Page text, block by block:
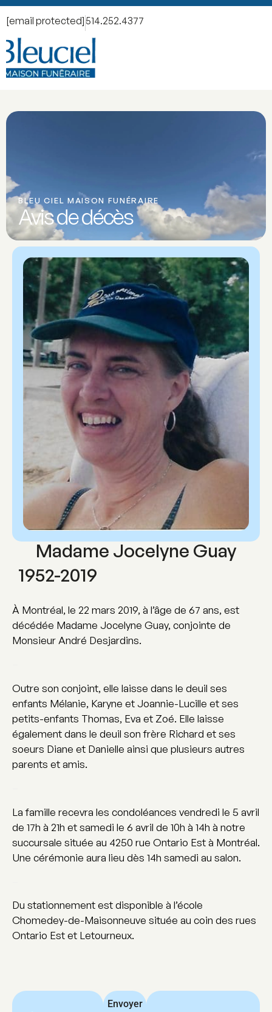
[email protected] 514.252.4377
BLEU CIEL MAISON FUNÉRAIRE
Avis de décès
À Montréal, le 22 mars 2019, à l’âge de 67 ans, est
décédée Madame Jocelyne Guay, conjointe de
Monsieur André Desjardins.
Outre son conjoint, elle laisse dans le deuil ses
enfants Mélanie, Karyne et Joannie-Lucille et ses
petits-enfants Thomas, Eva et Zoé. Elle laisse
également dans le deuil son frère Richard et ses
soeurs Diane et Danielle ainsi que plusieurs autres
parents et amis.
La famille recevra les condoléances vendredi le 5 avril
de 17h à 21h et samedi le 6 avril de 10h à 14h à notre
succursale située au 4250 rue Ontario Est à Montréal.
Une cérémonie aura lieu dès 14h samedi au salon.
Du stationnement est disponible à l’école
Chomedey-de-Maisonneuve située au coin des rues
Ontario Est et Letourneux.
Envoyer
Madame Jocelyne Guay
1952-2019